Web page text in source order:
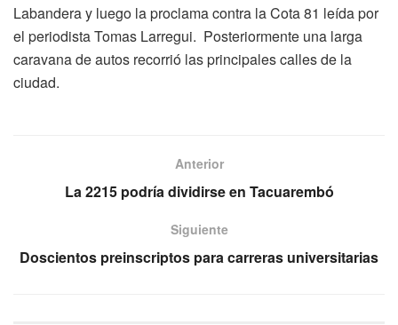
Labandera y luego la proclama contra la Cota 81 leída por
el periodista Tomas Larregui. Posteriormente una larga
caravana de autos recorrió las principales calles de la
ciudad.
Anterior
La 2215 podría dividirse en Tacuarembó
Siguiente
Doscientos preinscriptos para carreras universitarias